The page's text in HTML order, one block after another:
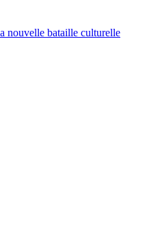
nouvelle bataille culturelle